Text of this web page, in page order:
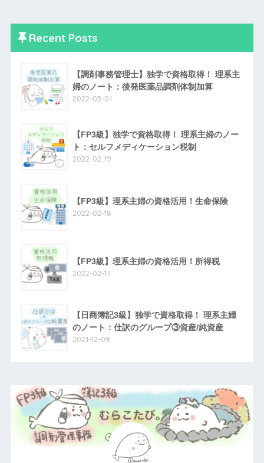
Recent Posts
【調剤事務管理士】独学で資格取得！ 理系主
婦のノート：後発医薬品調剤体制加算
2022-03-01
【FP3級】独学で資格取得！ 理系主婦のノー
ト：セルフメディケーション税制
2022-02-19
【FP3級】理系主婦の資格活用！生命保険
2022-02-18
【FP3級】理系主婦の資格活用！所得税
2022-02-17
【日商簿記3級】独学で資格取得！ 理系主婦
のノート：仕訳のグループ③資産/純資産
2021-12-09